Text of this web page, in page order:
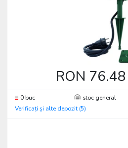
RON 76.48
0 buc
stoc general
Verificați și alte depozit (5)